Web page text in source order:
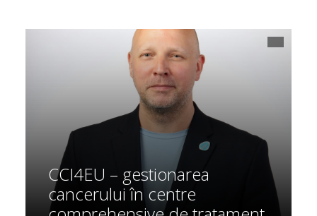
CCI4EU – gestionarea
cancerului în centre